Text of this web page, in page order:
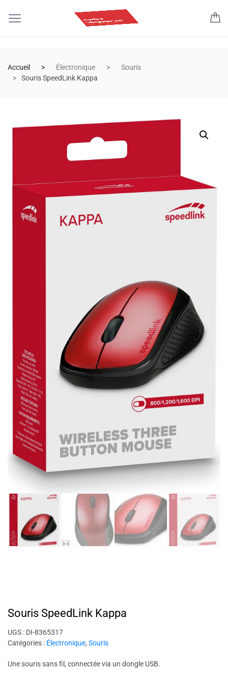
Accueil Électronique
Souris
Souris SpeedLink Kappa
Souris SpeedLink Kappa
UGS : DI-8365317
Catégories : Électronique, Souris
Une souris sans fil, connectée via un dongle USB.